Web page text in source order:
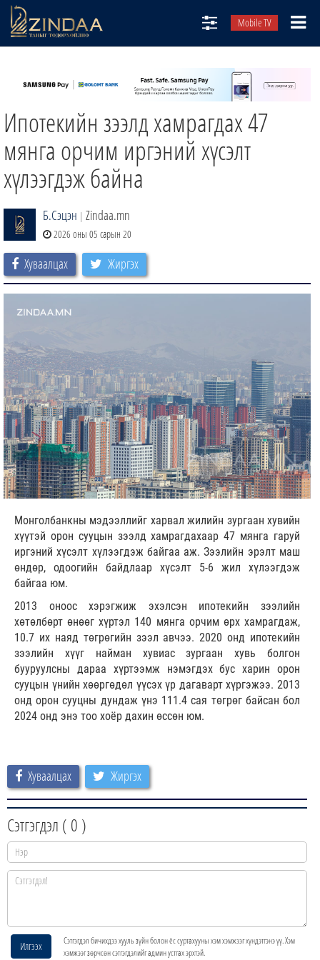
Mobile TV
ТВ8
ӨГЛӨӨНИЙ СОНИН
Ипотекийн зээлд хамрагдах 47
мянга орчим иргэний хүсэлт
хүлээгдэж байна
Б.Сэцэн | Zindaa.mn
2026 оны 05 сарын 20
Хуваалцах Жиргэх
Монголбанкны мэдээллийг харвал жилийн зургаан хувийн
хүүтэй орон сууцын зээлд хамрагдахаар 47 мянга гаруй
иргэний хүсэлт хүлээгдэж байгаа аж. Зээлийн эрэлт маш
өндөр, одоогийн байдлаар хүсэлт 5-6 жил хүлээгдэж
байгаа юм.
2013 оноос хэрэгжиж эхэлсэн ипотекийн зээлийн
хөтөлбөрт өнөөг хүртэл 140 мянга орчим өрх хамрагдаж,
10.7 их наяд төгрөгийн зээл авчээ. 2020 онд ипотекийн
зээлийн хүүг найман хувиас зургаан хувь болгон
бууруулсны дараа хүртээмж нэмэгдэх бус харин орон
сууцын үнийн хөөргөдөл үүсэх үр дагаварт хүргэжээ. 2013
онд орон сууцны дундаж үнэ 111.4 сая төгрөг байсан бол
2024 онд энэ тоо хоёр дахин өссөн юм.
Хуваалцах Жиргэх
Сэтгэгдэл ( 0 )
Илгээх
Сэтгэгдэл бичихдээ хууль зүйн болон ёс суртахууны хэм хэмжээг хүндэтгэнэ үү. Хэм
хэмжээг зөрчсөн сэтгэгдэлийг админ устгах эрхтэй.